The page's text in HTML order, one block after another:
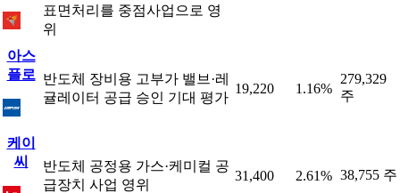
표면처리를 중점사업으로 영
위
아스
플로 반도체 장비용 고부가 밸브·레
귤레이터 공급 승인 기대 평가
19,220 1.16%
279,329
주
케이
씨
반도체 공정용 가스·케미컬 공
급장치 사업 영위
31,400 2.61% 38,755 주